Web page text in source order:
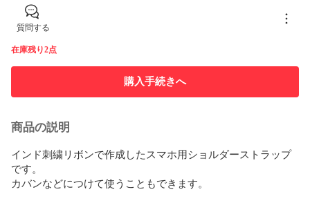
質問する
在庫残り2点
購入手続きへ
商品の説明
インド刺繍リボンで作成したスマホ用ショルダーストラップ
です。
カバンなどにつけて使うこともできます。